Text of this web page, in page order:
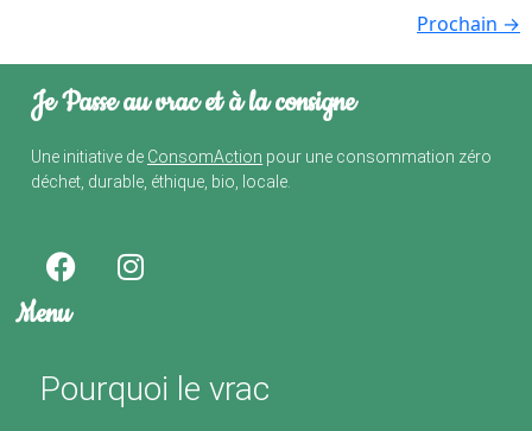
Prochain →
Je Passe au vrac et à la consigne
Une initiative de ConsomAction pour une consommation zéro
déchet, durable, éthique, bio, locale.
Menu
Pourquoi le vrac